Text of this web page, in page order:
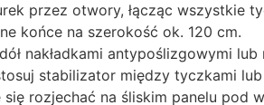
przez otwory, łącząc wszystkie
końce na szerokość ok. 120 cm.
nakładkami antypoślizgowymi
stabilizator między tyczkami
rozjechać na śliskim panelu pod